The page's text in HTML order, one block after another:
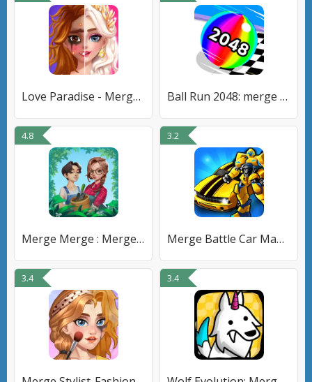
Love Paradise - Merge Makeover Ball Run 2048: merge number
4.8
Merge Merge : Merge 2 Game
3.2
Merge Battle Car Машины роботы
3.4 3.4